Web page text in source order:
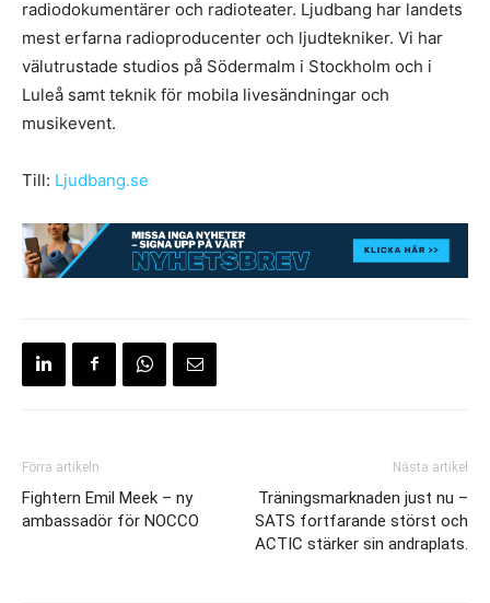
radiodokumentärer och radioteater. Ljudbang har landets
mest erfarna radioproducenter och ljudtekniker. Vi har
välutrustade studios på Södermalm i Stockholm och i
Luleå samt teknik för mobila livesändningar och
musikevent.
Till: Ljudbang.se
Förra artikeln
Fightern Emil Meek – ny
ambassadör för NOCCO
Nästa artikel
Träningsmarknaden just nu –
SATS fortfarande störst och
ACTIC stärker sin andraplats.